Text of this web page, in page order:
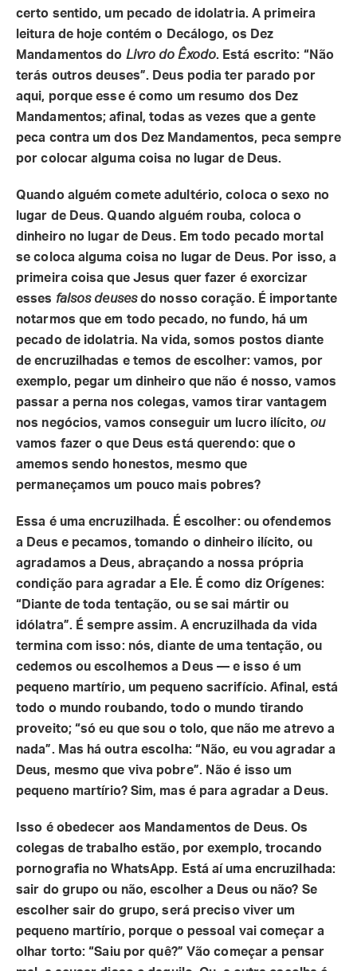
certo sentido, um pecado de idolatria. A primeira
leitura de hoje contém o Decálogo, os Dez
Mandamentos do Livro do Êxodo. Está escrito: “Não
terás outros deuses”. Deus podia ter parado por
aqui, porque esse é como um resumo dos Dez
Mandamentos; afinal, todas as vezes que a gente
peca contra um dos Dez Mandamentos, peca sempre
por colocar alguma coisa no lugar de Deus.
Quando alguém comete adultério, coloca o sexo no
lugar de Deus. Quando alguém rouba, coloca o
dinheiro no lugar de Deus. Em todo pecado mortal
se coloca alguma coisa no lugar de Deus. Por isso, a
primeira coisa que Jesus quer fazer é exorcizar
esses falsos deusesdo nosso coração. É importante
notarmos que em todo pecado, no fundo, há um
pecado de idolatria. Na vida, somos postos diante
de encruzilhadas e temos de escolher: vamos, por
exemplo, pegar um dinheiro que não é nosso, vamos
passar a perna nos colegas, vamos tirar vantagem
nos negócios, vamos conseguir um lucro ilícito, ou
vamos fazer o que Deus está querendo: que o
amemos sendo honestos, mesmo que
permaneçamos um pouco mais pobres?
Essa é uma encruzilhada. É escolher: ou ofendemos
a Deus e pecamos, tomando o dinheiro ilícito, ou
agradamos a Deus, abraçando a nossa própria
condição para agradar a Ele. É como diz Orígenes:
“Diante de toda tentação, ou se sai mártir ou
idólatra”. É sempre assim. A encruzilhada da vida
termina com isso: nós, diante de uma tentação, ou
cedemos ou escolhemos a Deus — e isso é um
pequeno martírio, um pequeno sacrifício. Afinal, está
todo o mundo roubando, todo o mundo tirando
proveito; “só eu que sou o tolo, que não me atrevo a
nada”. Mas há outra escolha: “Não, eu vou agradar a
Deus, mesmo que viva pobre”. Não é isso um
pequeno martírio? Sim, mas é para agradar a Deus.
Isso é obedecer aos Mandamentos de Deus. Os
colegas de trabalho estão, por exemplo, trocando
pornografia no WhatsApp. Está aí uma encruzilhada:
sair do grupo ou não, escolher a Deus ou não? Se
escolher sair do grupo, será preciso viver um
pequeno martírio, porque o pessoal vai começar a
olhar torto: “Saiu por quê?” Vão começar a pensar